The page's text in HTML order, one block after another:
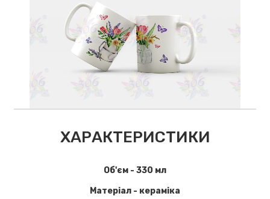
ХАРАКТЕРИСТИКИ
Об'єм - 330 мл
Матеріал - кераміка